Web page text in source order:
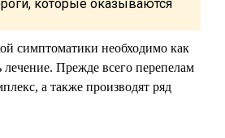
которые оказываются
симптоматики необходимо как
Прежде всего перепелам
а также производят ряд